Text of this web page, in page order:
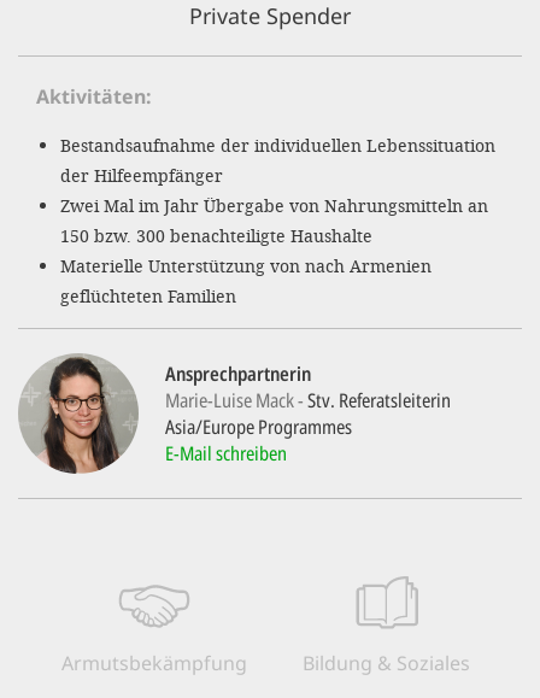
Private Spender
Aktivitäten
Bestandsaufnahme der individuellen Lebenssituation
der Hilfeempfänger
Zwei Mal im Jahr Übergabe von Nahrungsmitteln an
150 bzw. 300 benachteiligte Haushalte
Materielle Unterstützung von nach Armenien
geflüchteten Familien
Ansprechpartnerin
Marie-Luise Mack Stv. Referatsleiterin
Asia/Europe Programmes
E-Mail schreiben
Armuts­bekämpfung Bildung & Soziales
Sie
'Cookie-